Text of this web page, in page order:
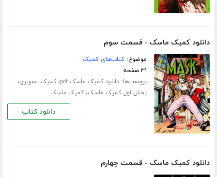
دانلود کمیک ماسک - قسمت سوم
موضوع:کتاب‌های کمیک
۳۱ صفحه
برچسب‌ها:دانلود کمیک ماسک pdf ،کمیک تصویری،
بخش اول کمیک ماسک،کمیک ماسک
دانلود کتاب
دانلود کمیک ماسک - قسمت چهارم